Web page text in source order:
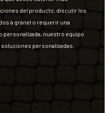
del producto, discutir los
a granel o requerir una
personalizada, nuestro equipo
personalizadas.